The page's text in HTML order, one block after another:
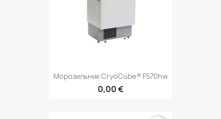
Морозильник CryoCube® F570hw
0,00 €